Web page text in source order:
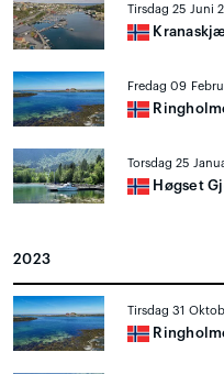
Tirsdag 25 Juni
Fredag 09
Torsdag 25
Høgset
2023
Tirsdag 31